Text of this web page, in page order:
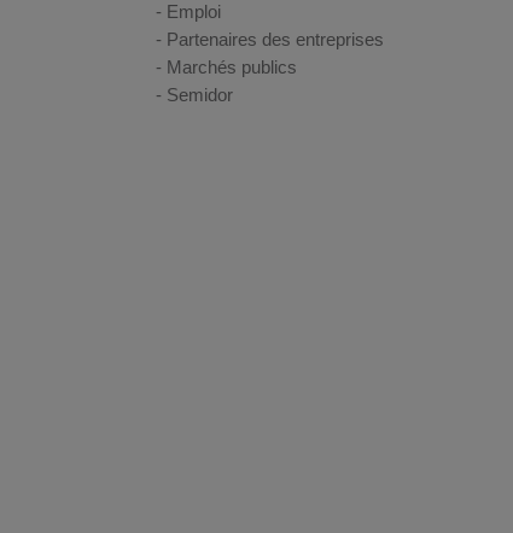
Emploi
Partenaires des entreprises
Marchés publics
Semidor